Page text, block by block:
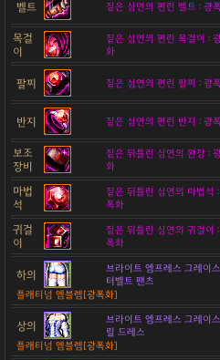
벨트 짙은 심연의 편린 벨트 : 광
목걸
이
짙은 심연의 편린 목걸이 :
화
팔찌 짙은 심연의 편린 팔찌 : 광
반지 짙은 심연의 편린 반지 : 광
보조
장비
짙은 뒤틀린 심연의 완장 :
화
마법
석
짙은 뒤틀린 심연의 마법석
폭화
귀걸
이
짙은 뒤틀린 심연의 귀걸이
폭화
하의
브라이트 엠프레스 그레이
터벨트 팬츠
플래티넘 엠블렘[광폭화]
상의
브라이트 엠프레스 그레이
릴 드레스
플래티넘 엠블렘[광폭화]